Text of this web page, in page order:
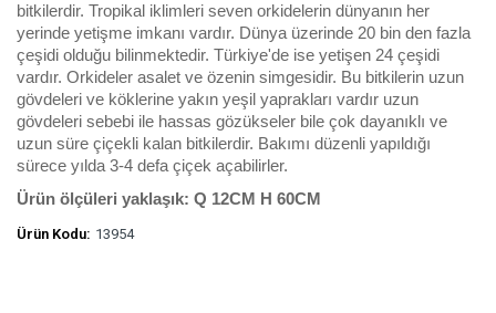
bitkilerdir. Tropikal iklimleri seven orkidelerin dünyanın her
yerinde yetişme imkanı vardır. Dünya üzerinde 20 bin den fazla
çeşidi olduğu bilinmektedir. Türkiye'de ise yetişen 24 çeşidi
vardır. Orkideler asalet ve özenin simgesidir. Bu bitkilerin uzun
gövdeleri ve köklerine yakın yeşil yaprakları vardır uzun
gövdeleri sebebi ile hassas gözükseler bile çok dayanıklı ve
uzun süre çiçekli kalan bitkilerdir. Bakımı düzenli yapıldığı
sürece yılda 3-4 defa çiçek açabilirler.
Ürün ölçüleri yaklaşık: Q 12CM H 60CM
Ürün Kodu: 13954